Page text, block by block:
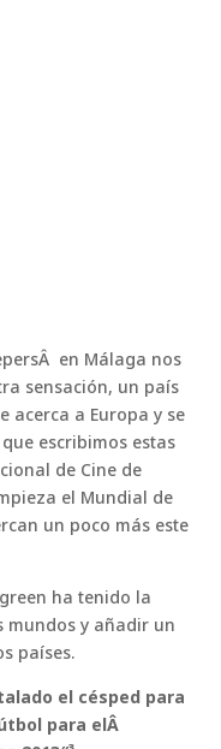
en Málaga nos
sensación, un país
acerca a Europa y se
escribimos estas
de Cine de
el Mundial de
un poco más este
ha tenido la
mundos y añadir un
países.
el césped para
para elÂ